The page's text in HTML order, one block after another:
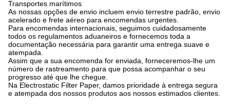
Transportes marítimos
As nossas opções de envio incluem envio terrestre padrão, envio
acelerado e frete aéreo para encomendas urgentes.
Para encomendas internacionais, seguimos cuidadosamente
todos os regulamentos aduaneiros e fornecemos toda a
documentação necessária para garantir uma entrega suave e
atempada.
Assim que a sua encomenda for enviada, forneceremos-lhe um
número de rastreamento para que possa acompanhar o seu
progresso até que lhe chegue.
Na Electrostatic Filter Paper, damos prioridade à entrega segura
e atempada dos nossos produtos aos nossos estimados clientes.